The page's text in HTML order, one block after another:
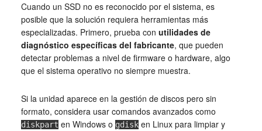
Cuando un SSD no es reconocido por el sistema, es
posible que la solución requiera herramientas más
especializadas. Primero, prueba con utilidades de
diagnóstico específicas del fabricante, que pueden
detectar problemas a nivel de firmware o hardware, algo
que el sistema operativo no siempre muestra.
Si la unidad aparece en la gestión de discos pero sin
formato, considera usar comandos avanzados como
diskpart en Windows o gdisken Linux para limpiar y